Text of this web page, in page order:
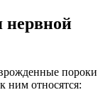
нервной
пороки
ним относятся: